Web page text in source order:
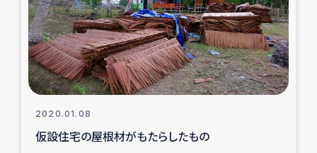
タイ国境ミャンマー移民子ども支援
漁民によるマングローブ植林活動
レバノンでのシリア難民への食糧・越冬支援
レバノンにおける緊急支援
2020.01.08
仮設住宅の屋根材がもたらしたもの